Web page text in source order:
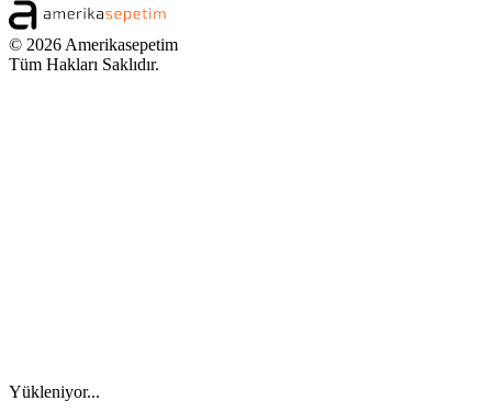
© 2026 Amerikasepetim
Tüm Hakları Saklıdır.
Yükleniyor...